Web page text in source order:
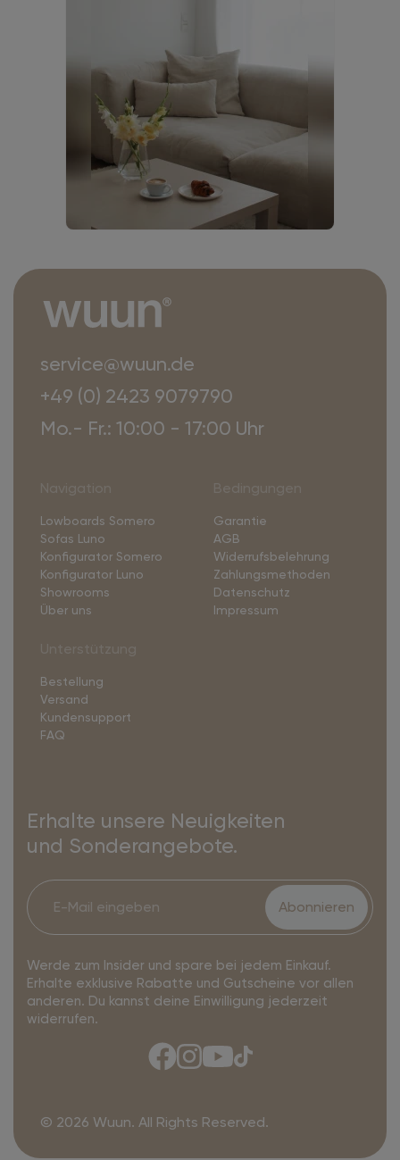
service@wuun.de
+49 (0) 2423 9079790
Mo.- Fr.: 10:00 - 17:00 Uhr
Lowboards Somero
Sofas Luno
Konfigurator Somero
Konfigurator Luno
Showrooms
Über uns
Garantie
AGB
Widerrufsbelehrung
Zahlungsmethoden
Datenschutz
Impressum
Bestellung
Versand
Kundensupport
FAQ
Erhalte unsere Neuigkeiten
und Sonderangebote.
Abonnieren
Werde zum Insider und spare bei jedem Einkauf.
Erhalte exklusive Rabatte und Gutscheine vor allen
anderen. Du kannst deine Einwilligung jederzeit
widerrufen.
© 2026 Wuun. All Rights Reserved.